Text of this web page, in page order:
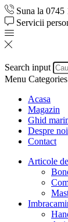
Suna la
Servicii
Search input
Menu Categories
Acasa
Magazin
Ghid
Despre noi
Contact
Articole